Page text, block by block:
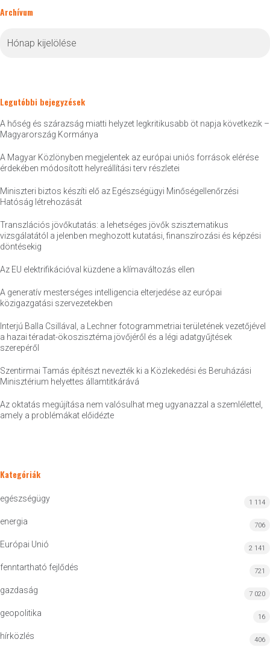
Archívum
Legutóbbi bejegyzések
A hőség és szárazság miatti helyzet legkritikusabb öt napja következik –
Magyarország Kormánya
A Magyar Közlönyben megjelentek az európai uniós források elérése
érdekében módosított helyreállítási terv részletei
Miniszteri biztos készíti elő az Egészségügyi Minőségellenőrzési
Hatóság létrehozását
Transzlációs jövőkutatás: a lehetséges jövők szisztematikus
vizsgálatától a jelenben meghozott kutatási, finanszírozási és képzési
döntésekig
Az EU elektrifikációval küzdene a klímaváltozás ellen
A generatív mesterséges intelligencia elterjedése az európai
közigazgatási szervezetekben
Interjú Balla Csillával, a Lechner fotogrammetriai területének vezetőjével
a hazai téradat-ökoszisztéma jövőjéről és a légi adatgyűjtések
szerepéről
Szentirmai Tamás építészt nevezték ki a Közlekedési és Beruházási
Minisztérium helyettes államtitkárává
Az oktatás megújítása nem valósulhat meg ugyanazzal a szemlélettel,
amely a problémákat előidézte
Kategóriák
egészségügy 1 114
energia 706
Európai Unió 2 141
fenntartható fejlődés 721
gazdaság 7 020
geopolitika 16
hírközlés 406